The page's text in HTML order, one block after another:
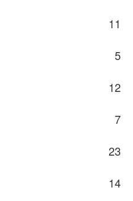
11
5
12
7
23
14